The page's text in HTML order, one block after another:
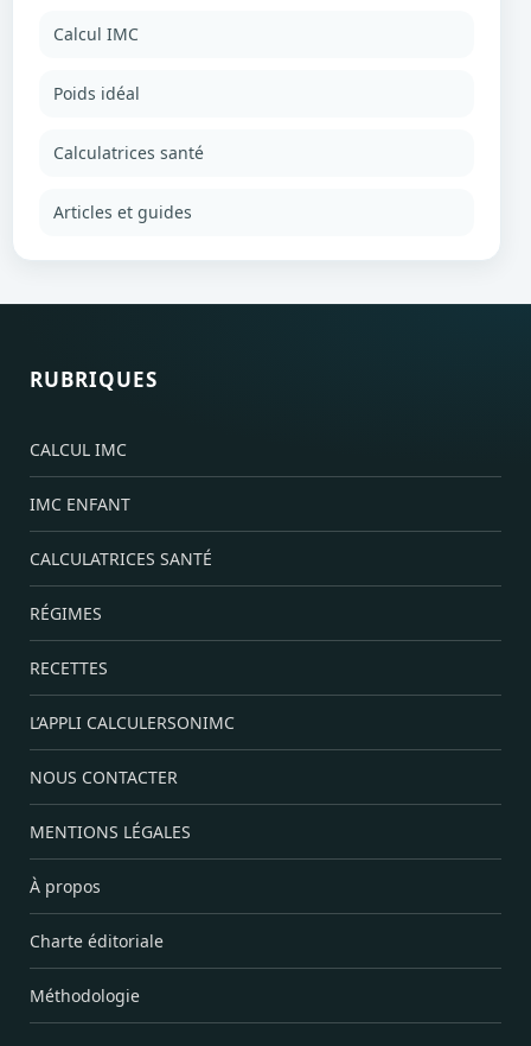
Calcul IMC
Poids idéal
Calculatrices santé
Articles et guides
RUBRIQUES
CALCUL IMC
IMC ENFANT
CALCULATRICES SANTÉ
RÉGIMES
RECETTES
L’APPLI CALCULERSONIMC
NOUS CONTACTER
MENTIONS LÉGALES
À propos
Charte éditoriale
Méthodologie